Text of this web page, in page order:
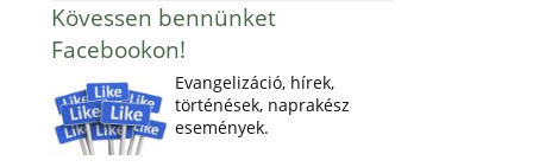
Kövessen bennünket
Facebookon!
Evangelizáció, hírek,
történések, naprakész
események.